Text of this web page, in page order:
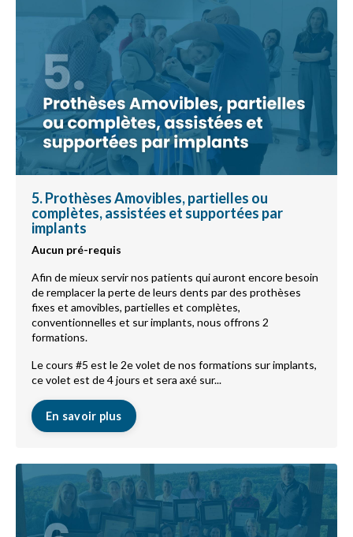
5. Prothèses Amovibles, partielles ou
complètes, assistées et supportées par
implants
Aucun pré-requis
Afin de mieux servir nos patients qui auront encore besoin
de remplacer la perte de leurs dents par des prothèses
fixes et amovibles, partielles et complètes,
conventionnelles et sur implants, nous offrons 2
formations.
Le cours #5 est le 2e volet de nos formations sur implants,
ce volet est de 4 jours et sera axé sur...
En savoir plus